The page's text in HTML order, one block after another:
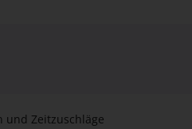
und Zeitzuschläge